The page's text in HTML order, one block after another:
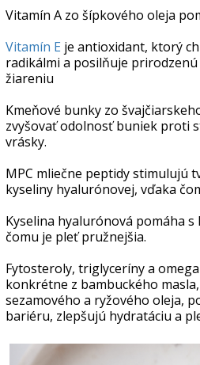
Vitamín A zo šípkového oleja
Vitamín E je antioxidant, ktorý
radikálmi a posilňuje
žiareniu
Kmeňové bunky zo
zvyšovať odolnosť buniek proti
vrásky.
MPC mliečne peptidy stimulujú
kyseliny hyalurónovej, vďaka
Kyselina hyalurónová pomáha s
čomu je pleť pružnejšia.
Fytosteroly, triglyceríny a
konkrétne z bambuckého
sezamového a ryžového oleja,
bariéru, zlepšujú hydratáciu a